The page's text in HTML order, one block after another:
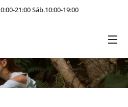
21:00 Sáb.10:00-19:00